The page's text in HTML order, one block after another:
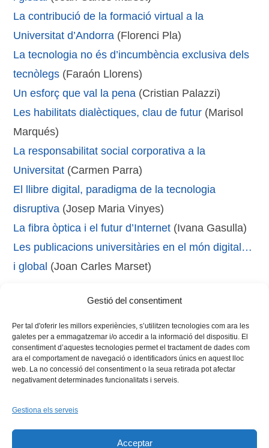
Gestió del consentiment
Per tal d'oferir les millors experiències, s’utilitzen tecnologies com ara les
galetes per a emmagatzemar i/o accedir a la informació del dispositiu. El
consentiment d’aquestes tecnologies permet el tractament de dades com
ara el comportament de navegació o identificadors únics en aquest lloc
web. La no concessió del consentiment o la seua retirada pot afectar
negativament determinades funcionalitats i serveis.
Gestiona els serveis
Acceptar
La contribució de la formació virtual a la
Universitat d’Andorra (Florenci Pla)
La tecnologia no és d’incumbència exclusiva dels
tecnòlegs (Faraón Llorens)
Un esforç que val la pena (Cristian Palazzi)
Les habilitats dialèctiques, clau de futur (Marisol
Marqués)
La responsabilitat social corporativa a la
Universitat (Carmen Parra)
El llibre digital, paradigma de la tecnologia
disruptiva (Josep Maria Vinyes)
La fibra òptica i el futur d’Internet (Ivana Gasulla)
Les publicacions universitàries en el món digital…
i global (Joan Carles Marset)
cooperació,internacional